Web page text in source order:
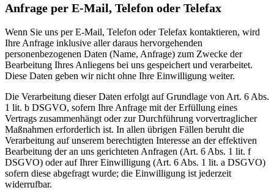
Anfrage per E-Mail, Telefon oder Telefax
Wenn Sie uns per E-Mail, Telefon oder Telefax kontaktieren, wird
Ihre Anfrage inklusive aller daraus hervorgehenden
personenbezogenen Daten (Name, Anfrage) zum Zwecke der
Bearbeitung Ihres Anliegens bei uns gespeichert und verarbeitet.
Diese Daten geben wir nicht ohne Ihre Einwilligung weiter.
Die Verarbeitung dieser Daten erfolgt auf Grundlage von Art. 6 Abs.
1 lit. b DSGVO, sofern Ihre Anfrage mit der Erfüllung eines
Vertrags zusammenhängt oder zur Durchführung vorvertraglicher
Maßnahmen erforderlich ist. In allen übrigen Fällen beruht die
Verarbeitung auf unserem berechtigten Interesse an der effektiven
Bearbeitung der an uns gerichteten Anfragen (Art. 6 Abs. 1 lit. f
DSGVO) oder auf Ihrer Einwilligung (Art. 6 Abs. 1 lit. a DSGVO)
sofern diese abgefragt wurde; die Einwilligung ist jederzeit
widerrufbar.